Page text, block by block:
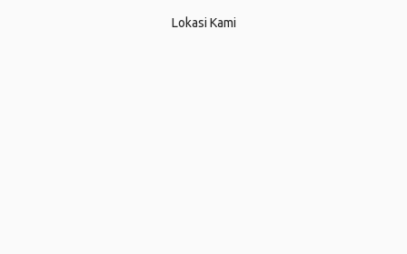
Lokasi Kami